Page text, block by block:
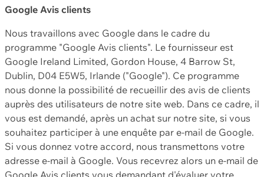
Google Avis clients
Nous travaillons avec Google dans le cadre du
programme "Google Avis clients". Le fournisseur est
Google Ireland Limited, Gordon House, 4 Barrow St,
Dublin, D04 E5W5, Irlande ("Google"). Ce programme
nous donne la possibilité de recueillir des avis de clients
auprès des utilisateurs de notre site web. Dans ce cadre, il
vous est demandé, après un achat sur notre site, si vous
souhaitez participer à une enquête par e-mail de Google.
Si vous donnez votre accord, nous transmettons votre
adresse e-mail à Google. Vous recevrez alors un e-mail de